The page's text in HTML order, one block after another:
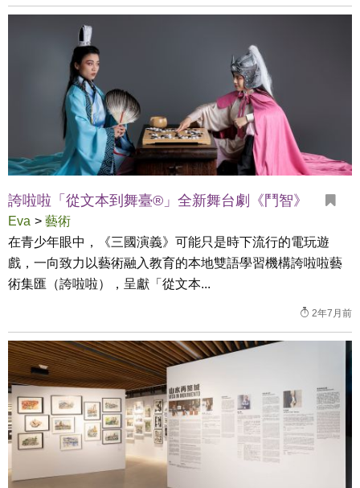
誇啦啦「從文本到舞臺®」全新舞台劇《鬥智》
Eva > 藝術
在青少年眼中，《三國演義》可能只是時下流行的電玩遊
戲，一向致力以藝術融入教育的本地雙語學習機構誇啦啦藝
術集匯（誇啦啦），呈獻「從文本...
2年7月前